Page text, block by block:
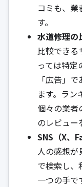
コミも、業
す。
水道修理の
比較できる
っては特定
「広告」
ます。ラン
個々の業者
のレビュー
SNS（X、
人の感想が
で検索し、
一つの手で